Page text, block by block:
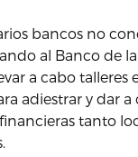
bancos no
al Banco de la
a cabo talleres
adiestrar y dar
tanto